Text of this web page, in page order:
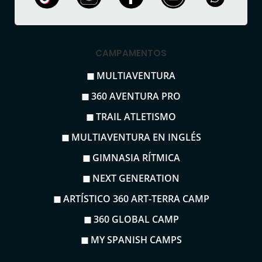
CAMPAMENTOS
◼ MULTIAVENTURA
◼ 360 AVENTURA PRO
◼ TRAIL ATLETISMO
◼ MULTIAVENTURA EN INGLÉS
◼ GIMNASIA RÍTMICA
◼ NEXT GENERATION
◼ ARTÍSTICO 360 ART-TERRA CAMP
◼ 360 GLOBAL CAMP
◼ MY SPANISH CAMPS